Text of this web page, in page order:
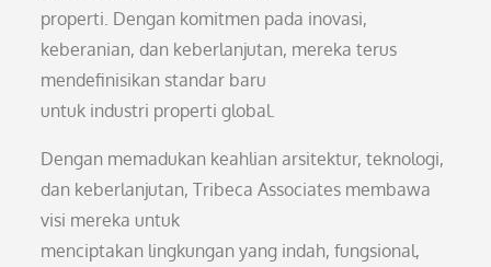
properti. Dengan komitmen pada inovasi,
keberanian, dan keberlanjutan, mereka terus
mendefinisikan standar baru
untuk industri properti global.
Dengan memadukan keahlian arsitektur, teknologi,
dan keberlanjutan, Tribeca Associates membawa
visi mereka untuk
menciptakan lingkungan yang indah, fungsional,